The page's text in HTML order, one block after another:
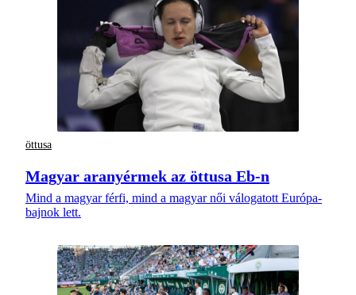
öttusa
Magyar aranyérmek az öttusa Eb-n
Mind a magyar férfi, mind a magyar női válogatott Európa-
bajnok lett.